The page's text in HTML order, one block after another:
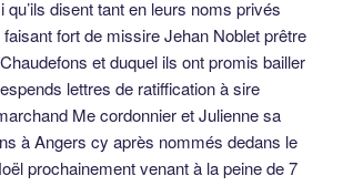
à leurs despends auxdits Brillet et
après que lesdits mineurs seront
à leur âge et ce à la peine de tous
ces présentes néanmoins etc
establiz esdits noms et qualités qu’ils
d’eulx seul et pour le tout sans
ne de biens leurs hoirs etc confessent